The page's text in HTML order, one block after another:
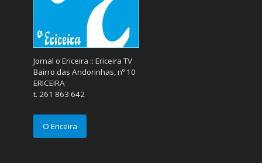
Jornal o Ericeira :: Ericeira TV
Bairro das Andorinhas, nº 10
ERICEIRA
t. 261 863 642
O Ericeira